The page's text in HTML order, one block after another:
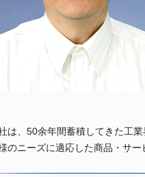
は、50余年間蓄積してきた工
のニーズに適応した商品・サー